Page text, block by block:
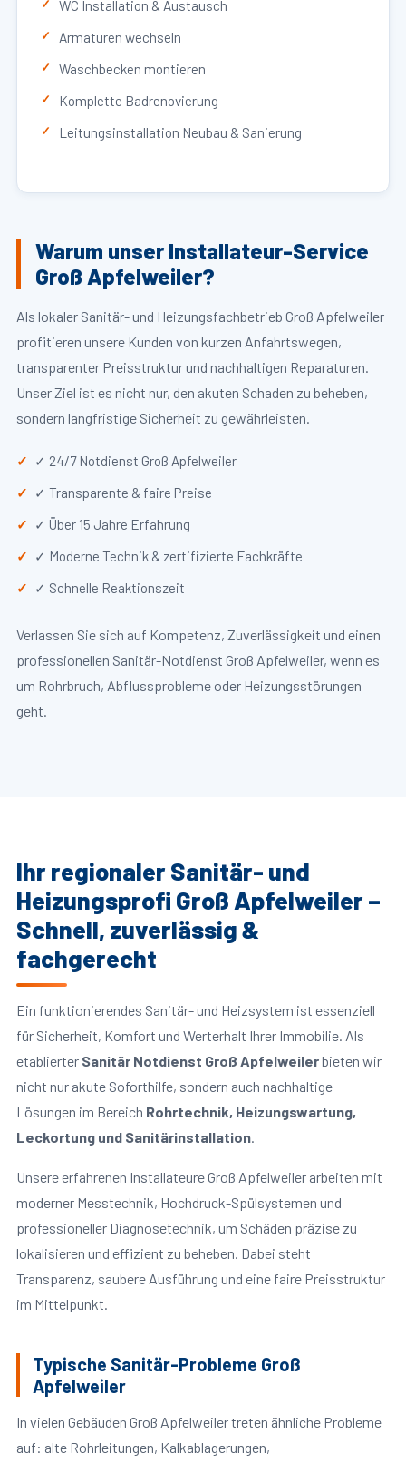
WC Installation & Austausch
Armaturen wechseln
Waschbecken montieren
Komplette Badrenovierung
Leitungsinstallation Neubau & Sanierung
Warum unser Installateur-Service
Groß Apfelweiler?
Als lokaler Sanitär- und Heizungsfachbetrieb Groß Apfelweiler
profitieren unsere Kunden von kurzen Anfahrtswegen,
transparenter Preisstruktur und nachhaltigen Reparaturen.
Unser Ziel ist es nicht nur, den akuten Schaden zu beheben,
sondern langfristige Sicherheit zu gewährleisten.
✓ 24/7 Notdienst Groß Apfelweiler
✓ Transparente & faire Preise
✓ Über 15 Jahre Erfahrung
✓ Moderne Technik & zertifizierte Fachkräfte
✓ Schnelle Reaktionszeit
Verlassen Sie sich auf Kompetenz, Zuverlässigkeit und einen
professionellen Sanitär-Notdienst Groß Apfelweiler, wenn es
um Rohrbruch, Abflussprobleme oder Heizungsstörungen
geht.
Ihr regionaler Sanitär- und
Heizungsprofi Groß Apfelweiler –
Schnell, zuverlässig &
fachgerecht
Ein funktionierendes Sanitär- und Heizsystem ist essenziell
für Sicherheit, Komfort und Werterhalt Ihrer Immobilie. Als
etablierter Sanitär Notdienst Groß Apfelweilerbieten wir
nicht nur akute Soforthilfe, sondern auch nachhaltige
Lösungen im Bereich Rohrtechnik, Heizungswartung,
Leckortung und Sanitärinstallation.
Unsere erfahrenen Installateure Groß Apfelweiler arbeiten mit
moderner Messtechnik, Hochdruck-Spülsystemen und
professioneller Diagnosetechnik, um Schäden präzise zu
lokalisieren und effizient zu beheben. Dabei steht
Transparenz, saubere Ausführung und eine faire Preisstruktur
im Mittelpunkt.
Typische Sanitär-Probleme Groß
Apfelweiler
In vielen Gebäuden Groß Apfelweiler treten ähnliche Probleme
auf: alte Rohrleitungen, Kalkablagerungen,